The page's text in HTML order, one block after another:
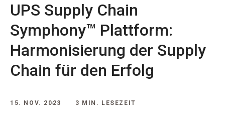
UPS Supply Chain
Symphony™ Plattform:
Harmonisierung der Supply
Chain für den Erfolg​
15. NOV. 2023 3 MIN. LESEZEIT